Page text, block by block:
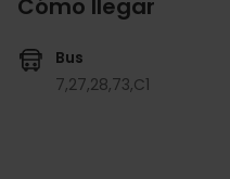
Cómo llegar
Bus
7,27,28,73,C1